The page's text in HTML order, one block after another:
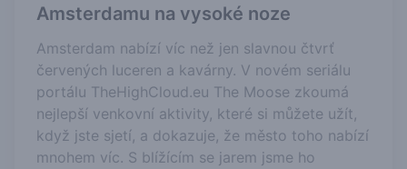
Amsterdamu na vysoké noze
Amsterdam nabízí víc než jen slavnou čtvrť
červených luceren a kavárny. V novém seriálu
portálu TheHighCloud.eu The Moose zkoumá
nejlepší venkovní aktivity, které si můžete užít,
když jste sjetí, a dokazuje, že město toho nabízí
mnohem víc. S blížícím se jarem jsme ho